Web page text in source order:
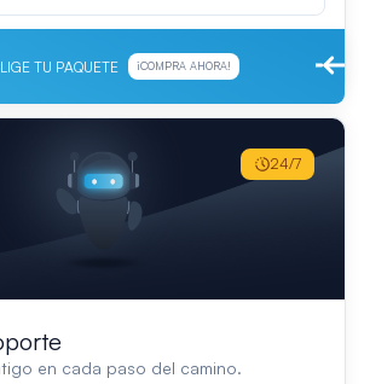
TU PAQUETE ¡COMPRA AHORA!
en cada paso del camino.
24/7